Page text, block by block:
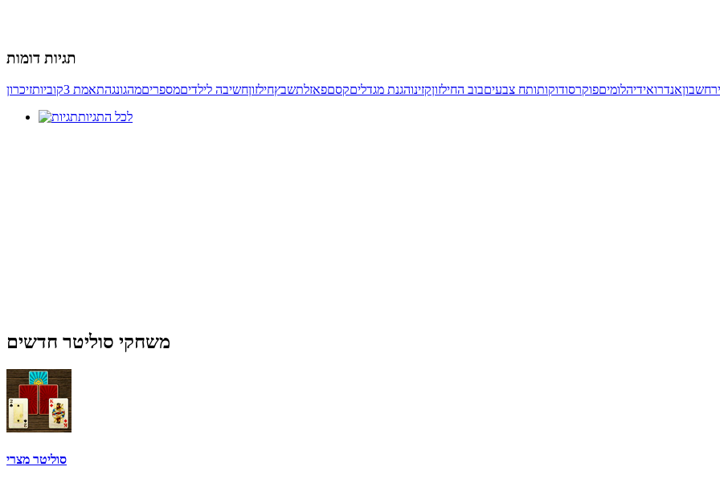
תגיות דומות
חשבוןאנדרואידיהלומיםפוקרסודוקותותח צבעיםבוב החילזוןקזינוהגנת מגדליםקסםפאזלתשבץחילזוןחשיבה לילדיםמספריםמהגונגהתאמת 3 קוביותזיכרון
לכל התגיות
משחקי סוליטר חדשים
סוליטר מצרי